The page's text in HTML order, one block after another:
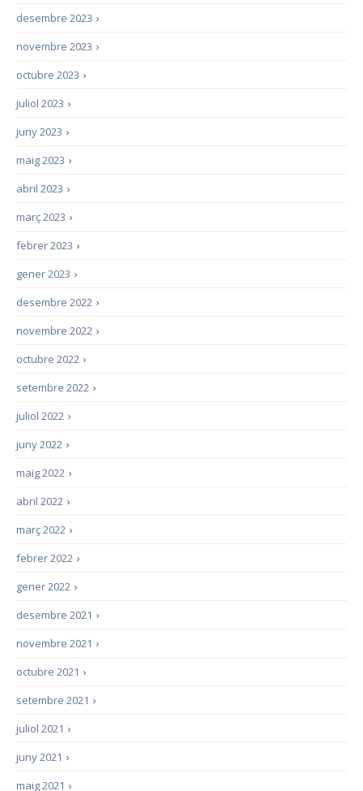
›
desembre 2023
›
novembre 2023
›
octubre 2023
›
juliol 2023
›
juny 2023
›
maig 2023
›
abril 2023
›
març 2023
›
febrer 2023
›
gener 2023
›
desembre 2022
›
novembre 2022
›
octubre 2022
›
setembre 2022
›
juliol 2022
›
juny 2022
›
maig 2022
›
abril 2022
›
març 2022
›
febrer 2022
›
gener 2022
›
desembre 2021
›
novembre 2021
›
octubre 2021
›
setembre 2021
›
juliol 2021
›
juny 2021
›
maig 2021